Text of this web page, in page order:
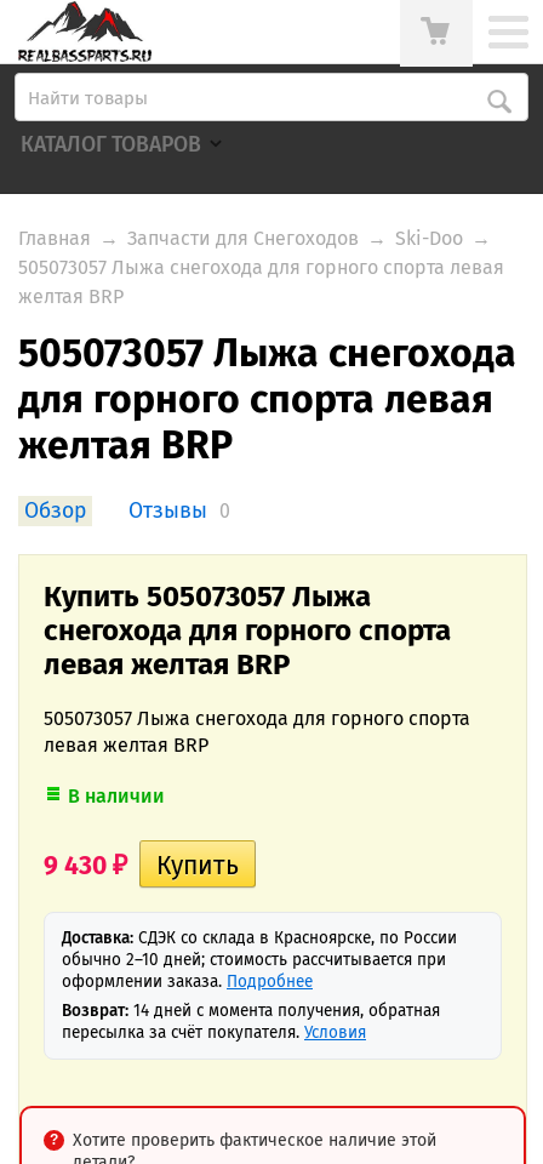
КАТАЛОГ ТОВАРОВ
Главная → Запчасти для Снегоходов → Ski-Doo →
505073057 Лыжа снегохода для горного спорта левая
желтая BRP
505073057 Лыжа снегохода
для горного спорта левая
желтая BRP
Обзор Отзывы 0
Купить 505073057 Лыжа
снегохода для горного спорта
левая желтая BRP
505073057 Лыжа снегохода для горного спорта
левая желтая BRP
В наличии
9 430 ₽
Доставка: СДЭК со склада в Красноярске, по России
обычно 2–10 дней; стоимость рассчитывается при
оформлении заказа. Подробнее
Возврат: 14 дней с момента получения, обратная
пересылка за счёт покупателя. Условия
Хотите проверить фактическое наличие этой